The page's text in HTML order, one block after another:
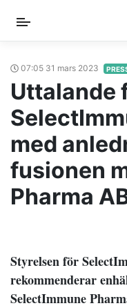
07:05 31 mars 2023
Uttalande
med
fusionen
Pharma
Styrelsen för
rekommenderar
SelectImmune